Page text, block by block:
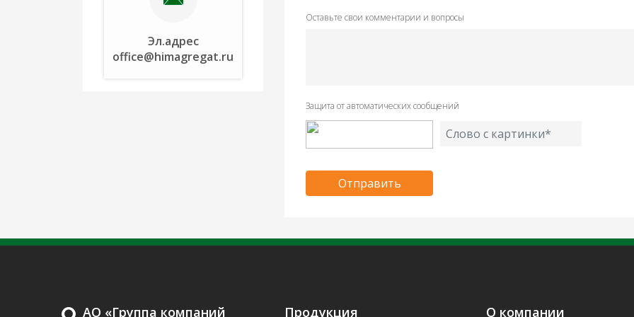
Эл.адрес
office@himagregat.ru
Оставьте свои комментарии и вопросы
Защита от автоматических сообщений
АО «Группа компаний Продукция О компании